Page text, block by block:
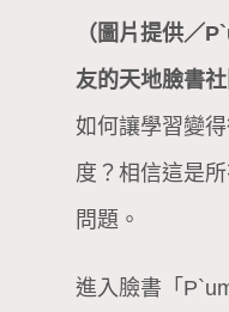
（圖片提供／
友的天地臉書社
如何讓學習變
度？相信這是
問題。
進入臉書「